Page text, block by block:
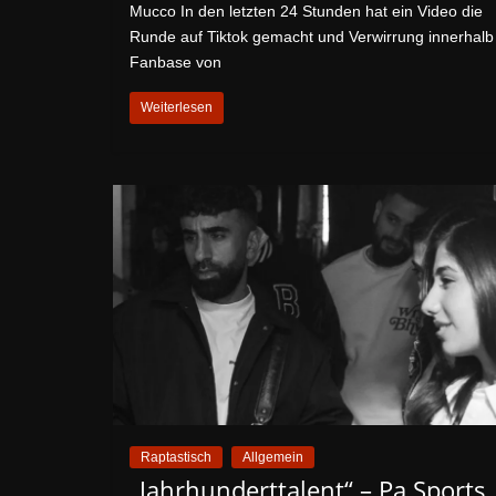
Mucco In den letzten 24 Stunden hat ein Video die
Runde auf Tiktok gemacht und Verwirrung
Fanbase von
Weiterlesen
Raptastisch Allgemein
„Jahrhunderttalent“ – Pa Sports